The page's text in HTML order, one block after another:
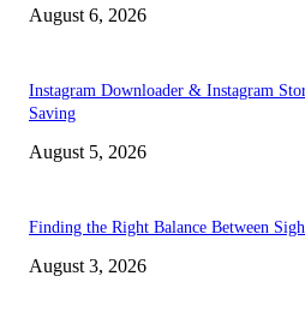
August 6, 2026
Instagram Downloader & Instagram
Saving
August 5, 2026
Finding the Right Balance Between
August 3, 2026